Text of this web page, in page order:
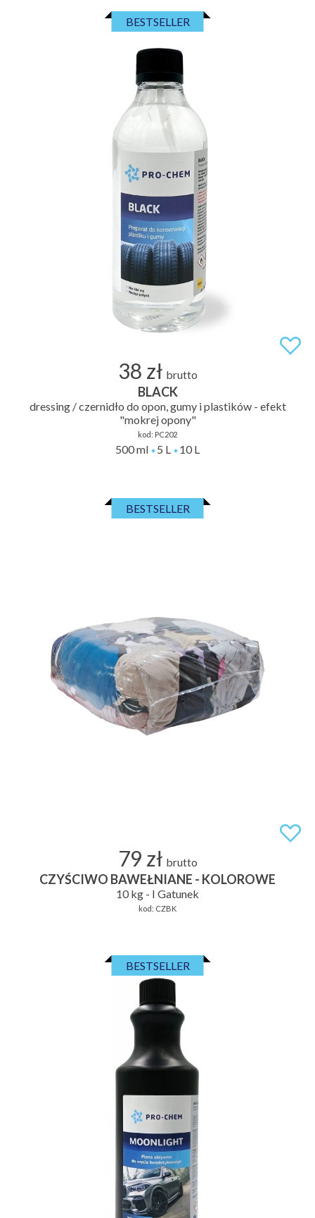
BESTSELLER
38 zł brutto
BLACK
dressing / czernidło do opon, gumy i plastików - efekt
"mokrej opony"
kod: PC202
500 ml 5 L 10 L
BESTSELLER
79 zł brutto
CZYŚCIWO BAWEŁNIANE - KOLOROWE
10 kg - I Gatunek
kod: CZBK
BESTSELLER